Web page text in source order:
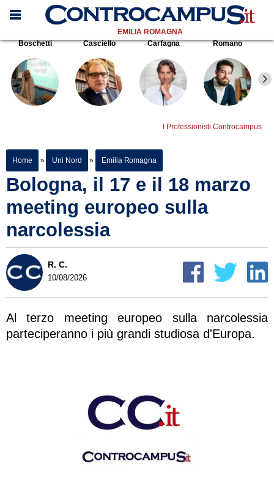
EMILIA ROMAGNA
Boschetti
Casciello Carfagna Romano
I Professionisti Controcampus
Home » Uni Nord » Emilia Romagna
Bologna, il 17 e il 18 marzo
meeting europeo sulla
narcolessia
R. C.
10/08/2026
Al terzo meeting europeo sulla narcolessia
parteciperanno i più grandi studiosa d'Europa.